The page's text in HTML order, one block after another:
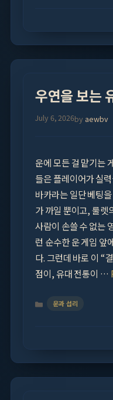
우연을 보는
July 6, 2026by aewbv
운에 모든 걸 맡기는
들은 플레이어가 실
바카라는 일단 베팅
가 까일 뿐이고, 룰렛
사람이 손쓸 수 없는
런 순수한 운 게임 앞
다. 그런데 바로 이 “
점이, 유대 전통이 …
Categories
운과 섭리